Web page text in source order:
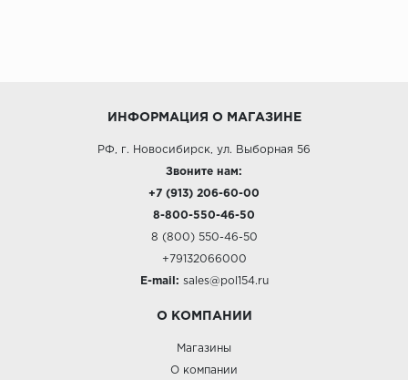
ИНФОРМАЦИЯ О МАГАЗИНЕ
РФ, г. Новосибирск, ул. Выборная 56
Звоните нам:
+7 (913) 206-60-00
8-800-550-46-50
8 (800) 550-46-50
+79132066000
E-mail: sales@pol154.ru
О КОМПАНИИ
Магазины
О компании